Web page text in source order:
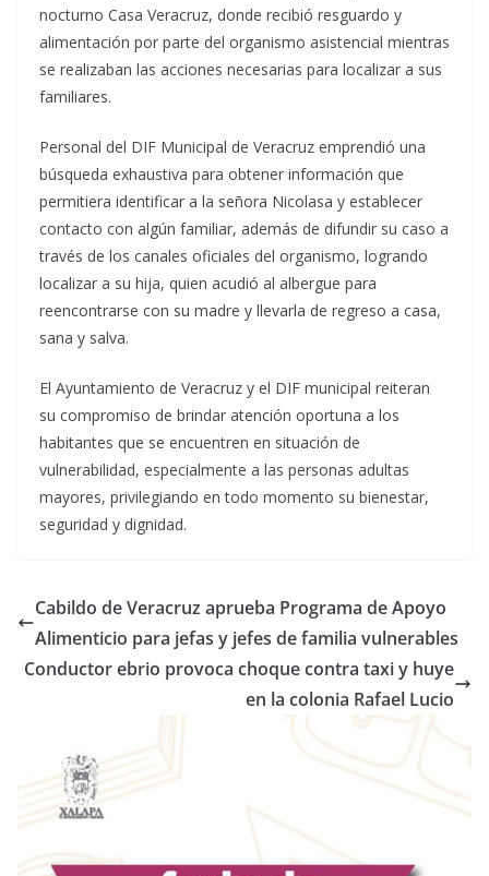
nocturno Casa Veracruz, donde recibió resguardo y
alimentación por parte del organismo asistencial mientras
se realizaban las acciones necesarias para localizar a sus
familiares.
Personal del DIF Municipal de Veracruz emprendió una
búsqueda exhaustiva para obtener información que
permitiera identificar a la señora Nicolasa y establecer
contacto con algún familiar, además de difundir su caso a
través de los canales oficiales del organismo, logrando
localizar a su hija, quien acudió al albergue para
reencontrarse con su madre y llevarla de regreso a casa,
sana y salva.
El Ayuntamiento de Veracruz y el DIF municipal reiteran
su compromiso de brindar atención oportuna a los
habitantes que se encuentren en situación de
vulnerabilidad, especialmente a las personas adultas
mayores, privilegiando en todo momento su bienestar,
seguridad y dignidad.
Cabildo de Veracruz aprueba Programa de Apoyo
Alimenticio para jefas y jefes de familia vulnerables
Conductor ebrio provoca choque contra taxi y huye
en la colonia Rafael Lucio